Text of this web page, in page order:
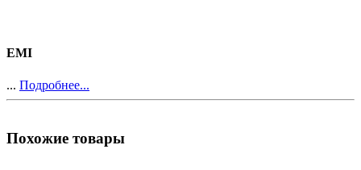
EMI
... Подробнее...
Похожие товары